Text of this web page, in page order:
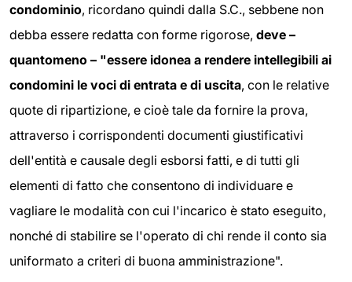
condominio, ricordano quindi dalla S.C., sebbene non
debba essere redatta con forme rigorose, deve –
quantomeno – "essere idonea a rendere intellegibili ai
condomini le voci di entrata e di uscita, con le relative
quote di ripartizione, e cioè tale da fornire la prova,
attraverso i corrispondenti documenti giustificativi
dell'entità e causale degli esborsi fatti, e di tutti gli
elementi di fatto che consentono di individuare e
vagliare le modalità con cui l'incarico è stato eseguito,
nonché di stabilire se l'operato di chi rende il conto sia
uniformato a criteri di buona amministrazione".